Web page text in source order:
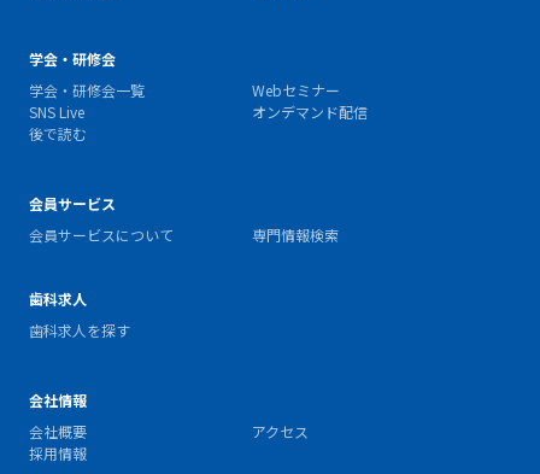
学会・研修会
学会・研修会一覧
Webセミナー
SNS Live
オンデマンド配信
後で読む
会員サービス
会員サービスについて
専門情報検索
歯科求人
歯科求人を探す
会社情報
会社概要
アクセス
採用情報